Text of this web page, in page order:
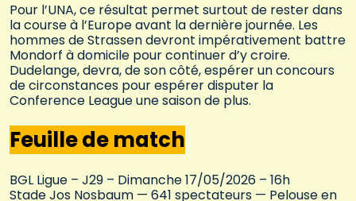
Pour l’UNA, ce résultat permet surtout de rester dans
la course à l’Europe avant la dernière journée. Les
hommes de Strassen devront impérativement battre
Mondorf à domicile pour continuer d’y croire.
Dudelange, devra, de son côté, espérer un concours
de circonstances pour espérer disputer la
Conference League une saison de plus.
Feuille de match
BGL Ligue – J29 – Dimanche 17/05/2026 – 16h
Stade Jos Nosbaum — 641 spectateurs — Pelouse en